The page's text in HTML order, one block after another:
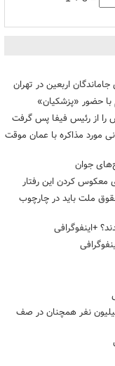
اربعین در تهران
را از رئیس فیفا پس گرفت
مورد مذاکره با عمان موقت
جوان
ملت باید در چارچوب
+اینفوگرافی
میلیون نفر همچنان در صف